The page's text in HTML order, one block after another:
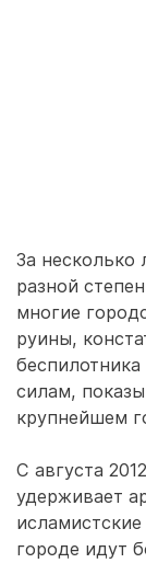
За несколько
разной
многие
руины,
силам,
крупнейшем
С августа
удерживает
городе идут